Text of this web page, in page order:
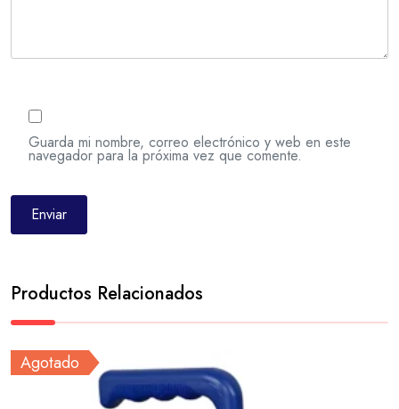
Guarda mi nombre, correo electrónico y web en este
navegador para la próxima vez que comente.
Productos Relacionados
Agotado